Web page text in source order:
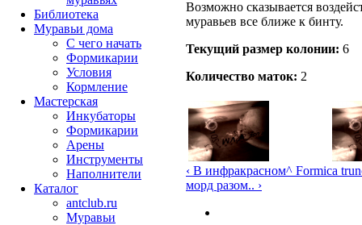
Возможно сказывается
муравьев все ближе к бинту.
Текущий размер кoлонии: 6
Количество маток: 2
‹ В инфракрасном^ Formica
морд разом.. ›
Библиотека
Муравьи дома
С чего начать
Формикарии
Условия
Кормление
Мастерская
Инкубаторы
Формикарии
Арены
Инструменты
Наполнители
Каталог
antclub.ru
Муравьи